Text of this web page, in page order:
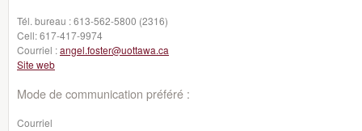
Tél. bureau :613-562-5800 (2316)
Cell:617-417-9974
Courriel :angel.foster@uottawa.ca
Site web
Mode de communication préféré :
Courriel